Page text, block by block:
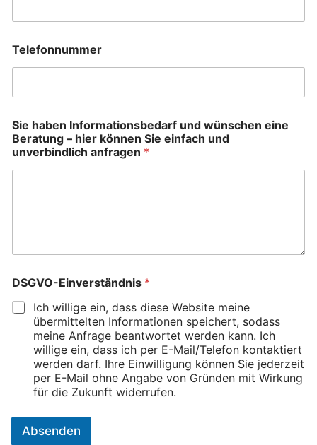
Telefonnummer
-
M
a
i
s
e
N
a
Sie haben Informationsbedarf und wünschen eine
Beratung – hier können Sie einfach und
unverbindlich anfragen *
DSGVO-Einverständnis *
Ich willige ein, dass diese Website meine
übermittelten Informationen speichert, sodass
meine Anfrage beantwortet werden kann. Ich
willige ein, dass ich per E-Mail/Telefon kontaktiert
werden darf. Ihre Einwilligung können Sie jederzeit
per E-Mail ohne Angabe von Gründen mit Wirkung
für die Zukunft widerrufen.
Absenden